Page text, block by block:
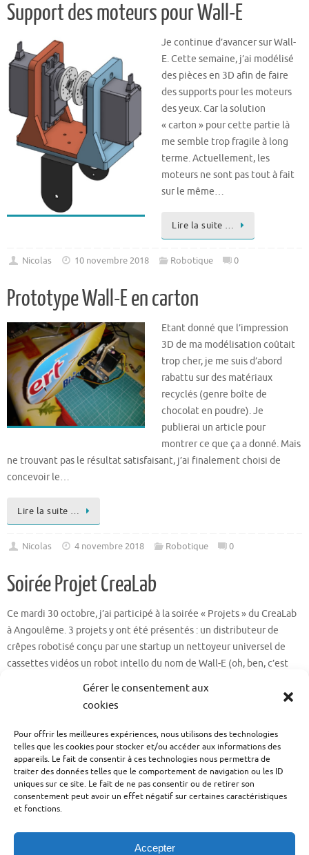
Gérer le consentement aux
cookies
Pour offrir les meilleures expériences, nous utilisons des technologies
telles que les cookies pour stocker et/ou accéder aux informations des
appareils. Le fait de consentir à ces technologies nous permettra de
traiter des données telles que le comportement de navigation ou les ID
uniques sur ce site. Le fait de ne pas consentir ou de retirer son
consentement peut avoir un effet négatif sur certaines caractéristiques
et fonctions.
Accepter
Support des moteurs pour Wall-E
Je continue d’avancer sur Wall-
E. Cette semaine, j’ai modélisé
des pièces en 3D afin de faire
des supports pour les moteurs
des yeux. Car la solution
« carton » pour cette partie là
me semble trop fragile à long
terme. Actuellement, les
moteurs ne sont pas tout à fait
sur le même…
Lire la suite …
Nicolas 10 novembre 2018 Robotique 0
Prototype Wall-E en carton
Etant donné que l’impression
3D de ma modélisation coûtait
trop cher, je me suis d’abord
rabattu sur des matériaux
recyclés (genre boîte de
chocolat en poudre). Je
publierai un article pour
montrer ce que ça a donné. Mais
ne trouvant pas le résultat satisfaisant, j’ai finalement choisi de
concevoir le…
Lire la suite …
Nicolas 4 novembre 2018 Robotique 0
Soirée Projet CreaLab
Ce mardi 30 octobre, j’ai participé à la soirée « Projets » du CreaLab
à Angoulême. 3 projets y ont été présentés : un distributeur de
crêpes robotisé conçu par une startup un nettoyeur universel de
cassettes vidéos un robot intello du nom de Wall-E (oh, ben, c’est
Nicolas 31 octobre 2018 Robotique 0
1 2 3